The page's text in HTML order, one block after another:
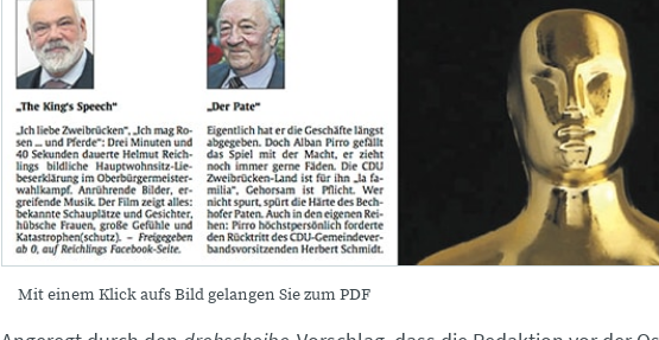
Mit einem Klick aufs Bild gelangen Sie zum PDF